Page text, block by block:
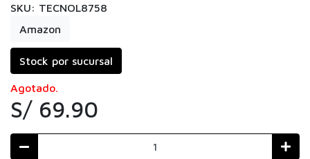
SKU: TECNOL8758
Amazon
Stock por sucursal
Agotado.
S/ 69.90